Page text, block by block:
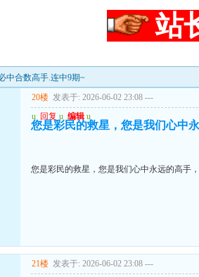
站
中合数高手.连中9期~
20楼 发表于: 2026-06-02 23:08 ---
u 回复 u 编辑 u
您是彩民的救星，您是我们心中
您是彩民的救星，您是我们心中永远的高手
21楼 发表于: 2026-06-02 23:08 ---